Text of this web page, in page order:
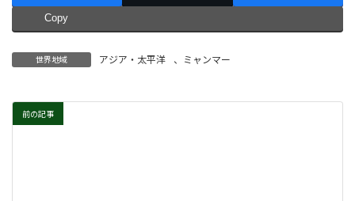
Copy
世界地域 アジア・太平洋 、 ミャンマー
前の記事